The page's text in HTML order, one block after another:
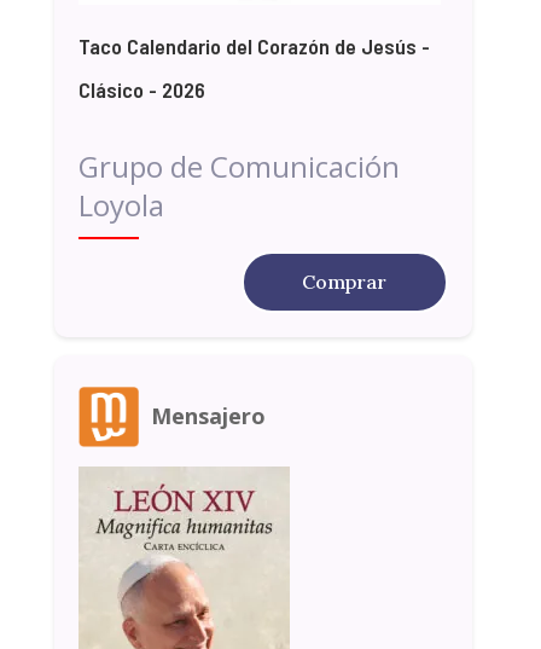
Taco Calendario del Corazón de Jesús -
Clásico - 2026
Grupo de Comunicación
Loyola
Comprar
Mensajero